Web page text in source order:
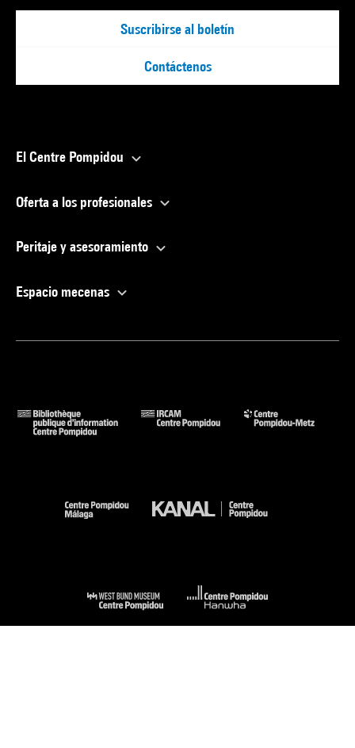
Suscribirse al boletín
Contáctenos
El Centre Pompidou
Oferta a los profesionales
Peritaje y asesoramiento
Espacio mecenas